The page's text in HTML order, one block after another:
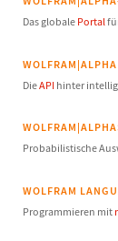
Das globale Portal
DieAPI hinter
Probabilistische
WOLFRAM
Programmieren mit